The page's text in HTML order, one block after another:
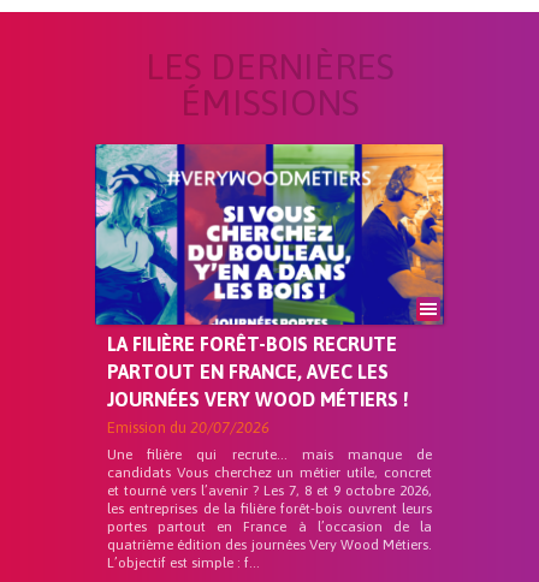
LES DERNIÈRES
ÉMISSIONS
LA FILIÈRE FORÊT-BOIS RECRUTE
PARTOUT EN FRANCE, AVEC LES
JOURNÉES VERY WOOD MÉTIERS !
Emission du 20/07/2026
Une filière qui recrute… mais manque de
candidats Vous cherchez un métier utile, concret
et tourné vers l’avenir ? Les 7, 8 et 9 octobre 2026,
les entreprises de la filière forêt-bois ouvrent leurs
portes partout en France à l’occasion de la
quatrième édition des journées Very Wood Métiers.
L’objectif est simple : f...